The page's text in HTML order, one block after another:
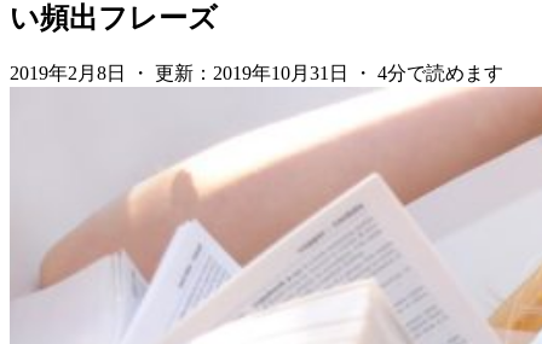
い頻出フレーズ
2019年2月8日 ・ 更新： 2019年10月31日 ・ 4分で読めます